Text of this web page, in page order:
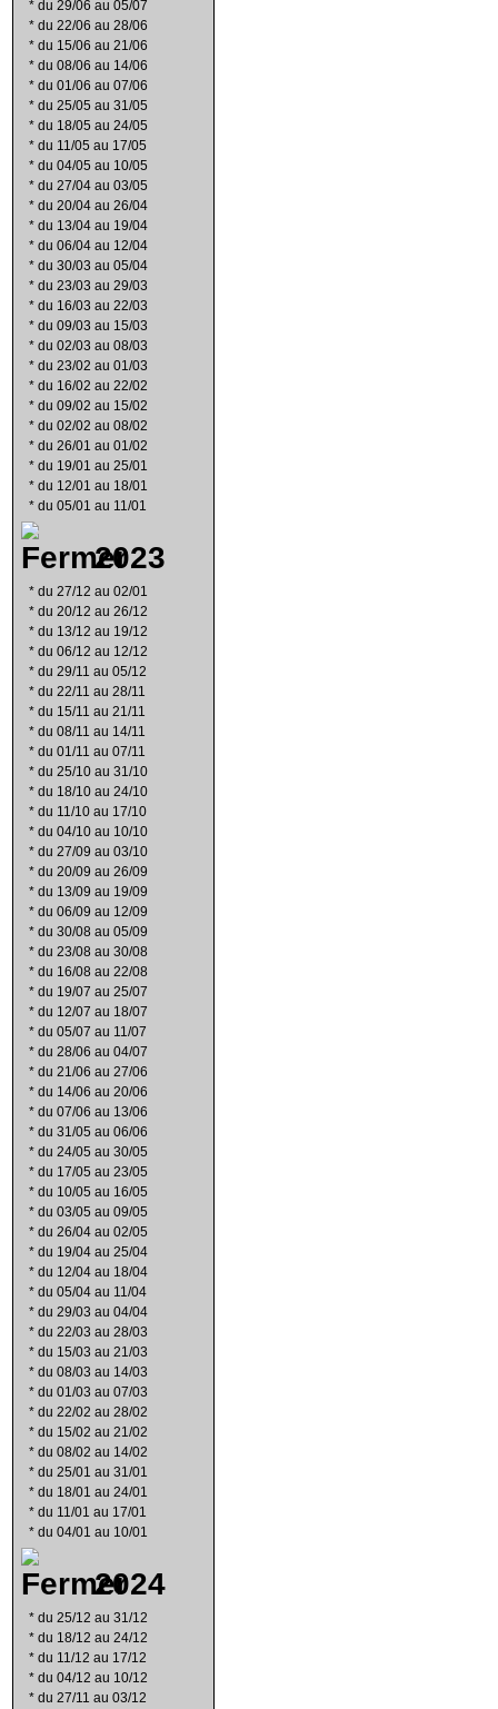
* du 29/06 au 05/07
* du 22/06 au 28/06
* du 15/06 au 21/06
* du 08/06 au 14/06
* du 01/06 au 07/06
* du 25/05 au 31/05
* du 18/05 au 24/05
* du 11/05 au 17/05
* du 04/05 au 10/05
* du 27/04 au 03/05
* du 20/04 au 26/04
* du 13/04 au 19/04
* du 06/04 au 12/04
* du 30/03 au 05/04
* du 23/03 au 29/03
* du 16/03 au 22/03
* du 09/03 au 15/03
* du 02/03 au 08/03
* du 23/02 au 01/03
* du 16/02 au 22/02
* du 09/02 au 15/02
* du 02/02 au 08/02
* du 26/01 au 01/02
* du 19/01 au 25/01
* du 12/01 au 18/01
* du 05/01 au 11/01
2023
* du 27/12 au 02/01
* du 20/12 au 26/12
* du 13/12 au 19/12
* du 06/12 au 12/12
* du 29/11 au 05/12
* du 22/11 au 28/11
* du 15/11 au 21/11
* du 08/11 au 14/11
* du 01/11 au 07/11
* du 25/10 au 31/10
* du 18/10 au 24/10
* du 11/10 au 17/10
* du 04/10 au 10/10
* du 27/09 au 03/10
* du 20/09 au 26/09
* du 13/09 au 19/09
* du 06/09 au 12/09
* du 30/08 au 05/09
* du 23/08 au 30/08
* du 16/08 au 22/08
* du 19/07 au 25/07
* du 12/07 au 18/07
* du 05/07 au 11/07
* du 28/06 au 04/07
* du 21/06 au 27/06
* du 14/06 au 20/06
* du 07/06 au 13/06
* du 31/05 au 06/06
* du 24/05 au 30/05
* du 17/05 au 23/05
* du 10/05 au 16/05
* du 03/05 au 09/05
* du 26/04 au 02/05
* du 19/04 au 25/04
* du 12/04 au 18/04
* du 05/04 au 11/04
* du 29/03 au 04/04
* du 22/03 au 28/03
* du 15/03 au 21/03
* du 08/03 au 14/03
* du 01/03 au 07/03
* du 22/02 au 28/02
* du 15/02 au 21/02
* du 08/02 au 14/02
* du 25/01 au 31/01
* du 18/01 au 24/01
* du 11/01 au 17/01
* du 04/01 au 10/01
2024
* du 25/12 au 31/12
* du 18/12 au 24/12
* du 11/12 au 17/12
* du 04/12 au 10/12
* du 27/11 au 03/12